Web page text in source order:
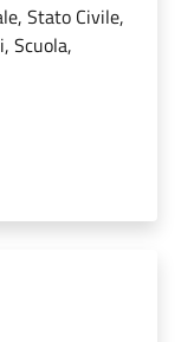
Stato Civile,
Scuola,